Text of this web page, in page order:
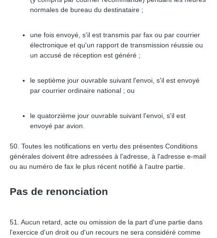
normales de bureau du destinataire ;
une fois envoyé, s'il est transmis par fax ou par courrier
électronique et qu'un rapport de transmission réussie ou
un accusé de réception est généré ;
le septième jour ouvrable suivant l'envoi, s'il est envoyé
par courrier ordinaire national ; ou
le quatorzième jour ouvrable suivant l'envoi, s'il est
envoyé par avion.
50. Toutes les notifications en vertu des présentes Conditions
générales doivent être adressées à l'adresse, à l'adresse e-mail
ou au numéro de fax le plus récent notifié à l'autre partie.
Pas de renonciation
51. Aucun retard, acte ou omission de la part d'une partie dans
l'exercice d'un droit ou d'un recours ne sera considéré comme